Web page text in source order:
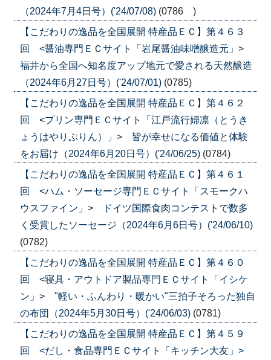
（2024年7月4日号）('24/07/08) (0786 )
【こだわりの逸品を全国展開 特産品ＥＣ】第４６３
回 <醤油専門ＥＣサイト「岩尾醤油味噌醸造元」>
福井から全国へ知名度アップ地元で愛される天然醸造
（2024年6月27日号）('24/07/01) (0785)
【こだわりの逸品を全国展開 特産品ＥＣ】第４６２
回 <プリン専門ＥＣサイト「江戸流行婦凛（とうき
ょうはやりぷりん）」> 皆が幸せになる価値と体験
をお届け（2024年6月20日号）('24/06/25) (0784)
【こだわりの逸品を全国展開 特産品ＥＣ】第４６１
回 <ハム・ソーセージ専門ＥＣサイト「スモークハ
ウスファイン」> ドイツ国際食肉コンテストで数多
く受賞したソーセージ（2024年6月6日号）('24/06/10)
(0782)
【こだわりの逸品を全国展開 特産品ＥＣ】第４６０
回 <寝具・アウトドア製品専門ＥＣサイト「イシケ
ン」> "軽い・ふんわり・暖かい"三拍子そろった独自
の布団（2024年5月30日号）('24/06/03) (0781)
【こだわりの逸品を全国展開 特産品ＥＣ】第４５９
回 <だし・食品専門ＥＣサイト「キッチン大友」>